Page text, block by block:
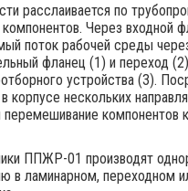
расслаивается по
Через входной
поток рабочей среды
фланец (1) и переход
устройства (3).
корпусе нескольких
перемешивание компонентов
ППЖР-01 производят
в ламинарном, переходном